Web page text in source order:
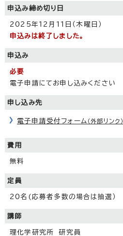
申込み締め切り日
2025年12月11日（木曜日）
申込みは終了しました。
申込み
必要
電子申請にてお申し込みください
申し込み先
電子申請受付フォーム （外部リンク）
費用
無料
定員
20名(応募者多数の場合は抽選）
講師
理化学研究所 研究員